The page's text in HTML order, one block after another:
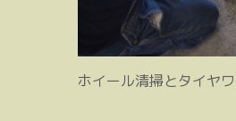
ホイール清掃とタイヤワ